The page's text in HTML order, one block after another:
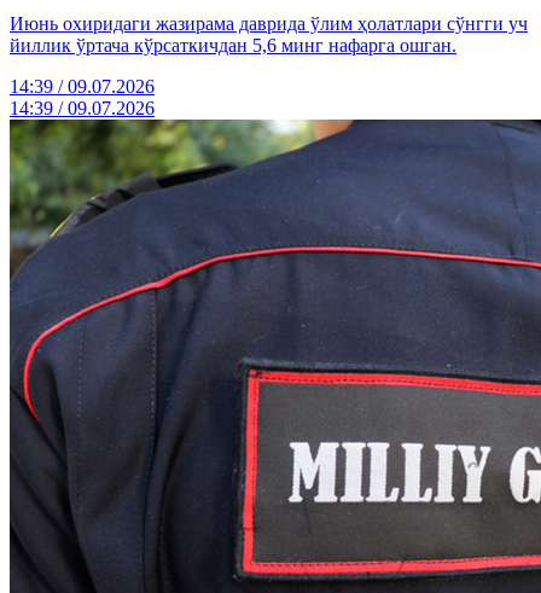
Июнь охиридаги жазирама даврида ўлим ҳолатлари сўнгги уч
йиллик ўртача кўрсаткичдан 5,6 минг нафарга ошган.
14:39 / 09.07.2026
14:39 / 09.07.2026